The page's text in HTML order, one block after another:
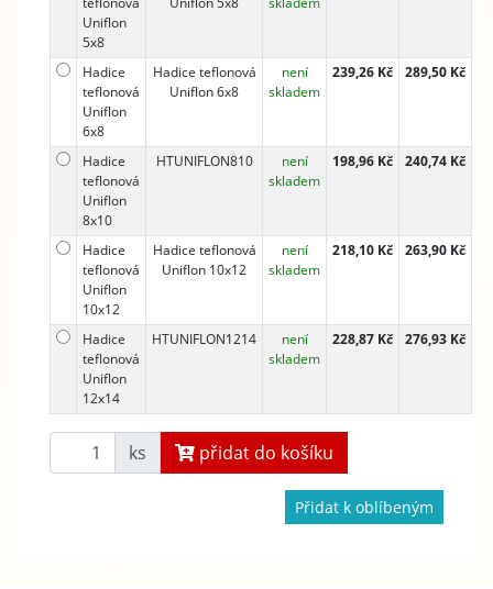
Uniflon
5x8
Hadice
teflonová
Uniflon
6x8
Hadice teflonová
Uniflon 6x8
není
skladem
239,26 Kč 289,50 Kč
Hadice
teflonová
Uniflon
8x10
HTUNIFLON810
není
skladem
198,96 Kč 240,74 Kč
Hadice
teflonová
Uniflon
10x12
Hadice teflonová
Uniflon 10x12
není
skladem
218,10 Kč 263,90 Kč
Hadice
teflonová
Uniflon
12x14
HTUNIFLON1214
není
skladem
228,87 Kč 276,93 Kč
ks přidat do košíku
Přidat k oblíbeným